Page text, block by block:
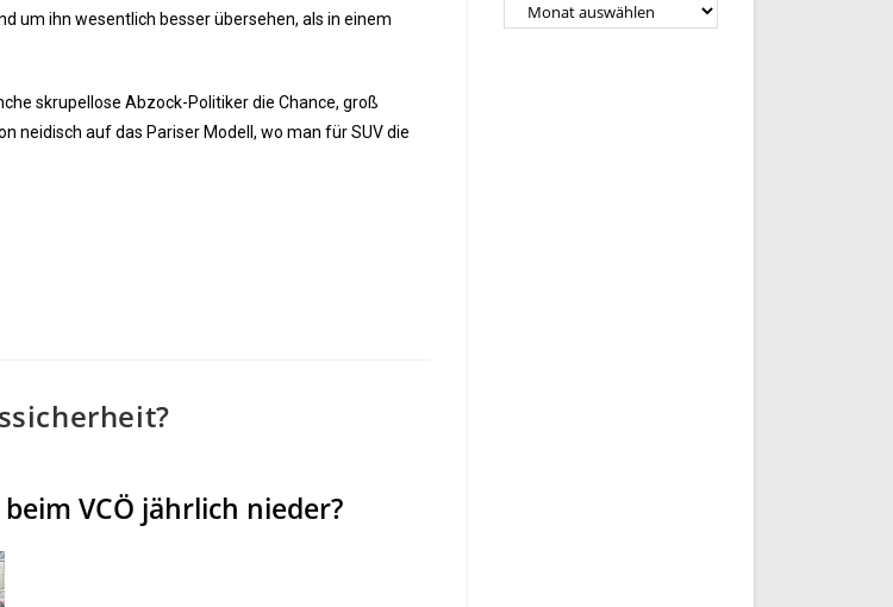
um ihn wesentlich besser übersehen, als in einem
skrupellose Abzock-Politiker die Chance, groß
neidisch auf das Pariser Modell, wo man für SUV die
VCÖ jährlich nieder?